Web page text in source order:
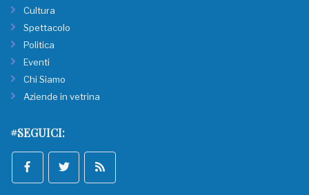
Cultura
Spettacolo
Politica
Eventi
Chi Siamo
Aziende in vetrina
#SEGUICI: